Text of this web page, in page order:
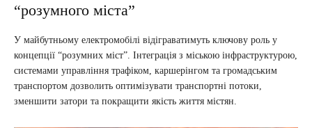
“розумного міста”
У майбутньому електромобілі відіграватимуть ключову роль у
концепції “розумних міст”. Інтеграція з міською інфраструктурою,
системами управління трафіком, каршерінгом та громадським
транспортом дозволить оптимізувати транспортні потоки,
зменшити затори та покращити якість життя містян.